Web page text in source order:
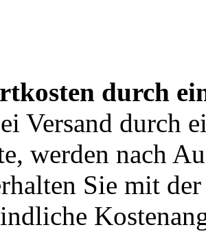
durch
Versand durch
werden nach
Sie mit